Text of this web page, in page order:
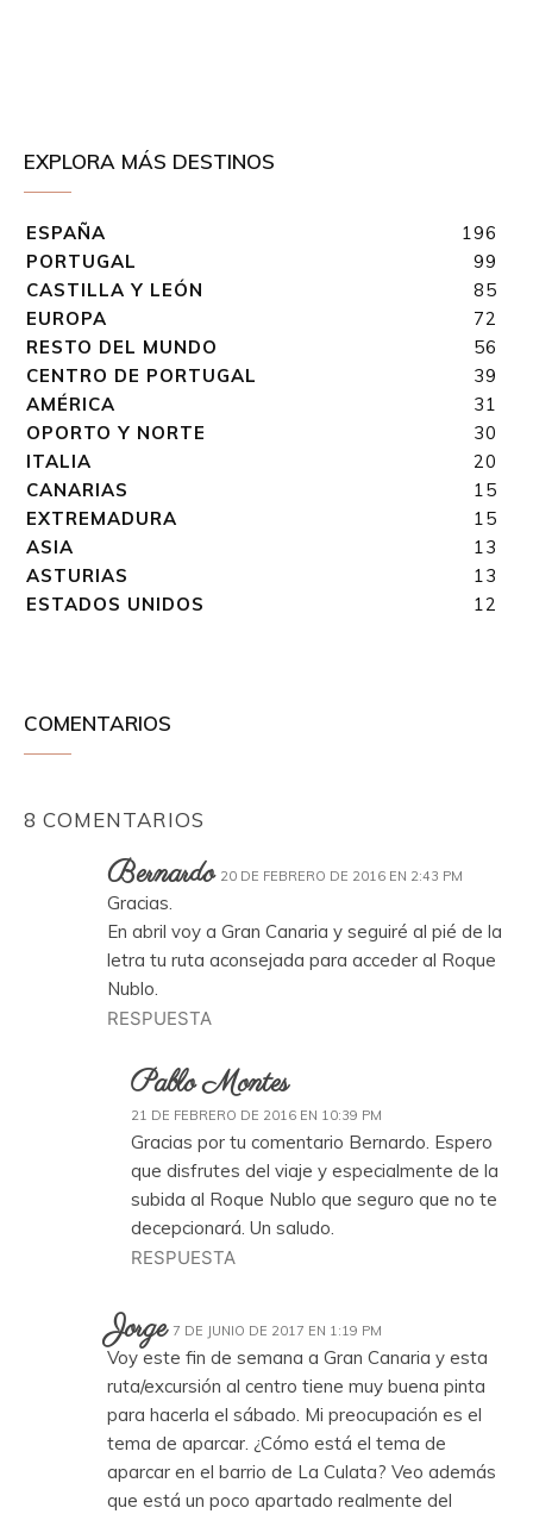
EXPLORA MÁS DESTINOS
ESPAÑA
196
PORTUGAL
99
CASTILLA Y LEÓN
85
EUROPA
72
RESTO DEL MUNDO
56
CENTRO DE PORTUGAL
39
AMÉRICA
31
OPORTO Y NORTE
30
ITALIA
20
CANARIAS
15
EXTREMADURA
15
ASIA
13
ASTURIAS
13
ESTADOS UNIDOS
12
COMENTARIOS
8 COMENTARIOS
Bernardo 20 DE FEBRERO DE 2016 EN 2:43 PM
Gracias.
En abril voy a Gran Canaria y seguiré al pié de la
letra tu ruta aconsejada para acceder al Roque
Nublo.
RESPUESTA
Pablo Montes
21 DE FEBRERO DE 2016 EN 10:39 PM
Gracias por tu comentario Bernardo. Espero
que disfrutes del viaje y especialmente de la
subida al Roque Nublo que seguro que no te
decepcionará. Un saludo.
RESPUESTA
Jorge 7 DE JUNIO DE 2017 EN 1:19 PM
Voy este fin de semana a Gran Canaria y esta
ruta/excursión al centro tiene muy buena pinta
para hacerla el sábado. Mi preocupación es el
tema de aparcar. ¿Cómo está el tema de
aparcar en el barrio de La Culata? Veo además
que está un poco apartado realmente del